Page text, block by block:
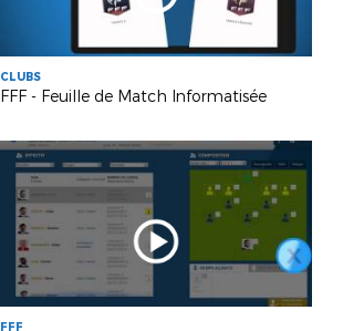
CLUBS
FFF - Feuille de Match Informatisée
FFF